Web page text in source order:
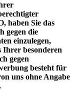
haben Sie das
gegen die
einzulegen,
Ihrer besonderen
gegen
besteht für
uns ohne Angabe